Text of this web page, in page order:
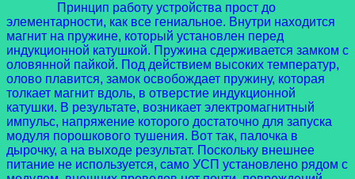
Принцип работу устройства прост до
элементарности, как все гениальное. Внутри находится
магнит на пружине, который установлен перед
индукционной катушкой. Пружина сдерживается замком с
оловянной пайкой. Под действием высоких температур,
олово плавится, замок освобождает пружину, которая
толкает магнит вдоль, в отверстие индукционной
катушки. В результате, возникает электромагнитный
импульс, напряжение которого достаточно для запуска
модуля порошкового тушения. Вот так, палочка в
дырочку, а на выходе результат. Поскольку внешнее
питание не используется, само УСП установлено рядом с